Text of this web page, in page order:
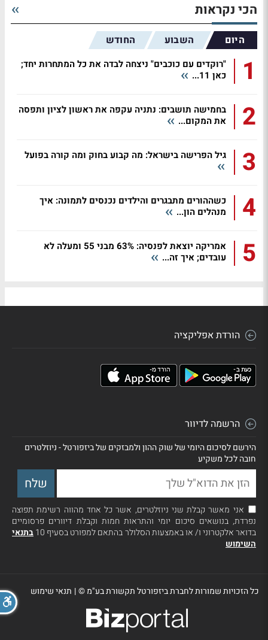
הכי נקראות
היום השבוע החודש
1
"רוקדים עם כוכבים" ניצחה לבדה את כל המתחרות יחד;
כאן 11...
2
בחמישה תושבים: נתניה עקפה את ראשון לציון ותפסה
את המקום...
3 גיל הפרישה בישראל: מה קבוע בחוק ומה קורה בפועל
4
כשההורים מתבגרים והילדים נכנסים לתמונה: איך
מנהלים הון...
5
אמריקה יוצאת לפנסיה: 63% מבני 55 ומעלה לא
עובדים; איך זה...
הורדת אפליקציה
הרשמה לדיוור
הירשם לסיכום היומי של שוק ההון ולמבזקים של ביזפורטל - ניוזלטרים
חובה לכל משקיע
אני מאשר קבלת שני ניוזלטרים, אשר כל אחד מהווה רשימת תפוצה
נפרדת, בנושאים סיכום יומי והתראות חמות וקבלת דיוורים פרסומיים
בדואר אלקטרוני ו/ או באמצעות הסלולר בהתאם למפורט בסעיף 10
בתנאי
השימוש
כל הזכויות שמורות לחברת ביזפורטל תקשורת בע"מ ©| תנאי שימוש